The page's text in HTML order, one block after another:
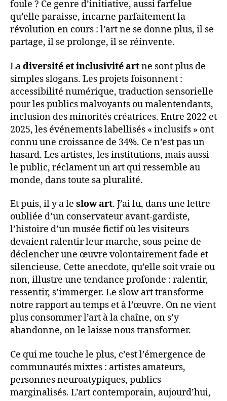
foule ? Ce genre d’initiative, aussi farfelue
qu’elle paraisse, incarne parfaitement la
révolution en cours : l’art ne se donne plus, il se
partage, il se prolonge, il se réinvente.
Ladiversité et inclusivité artne sont plus de
simples slogans. Les projets foisonnent :
accessibilité numérique, traduction sensorielle
pour les publics malvoyants ou malentendants,
inclusion des minorités créatrices. Entre 2022 et
2025, les événements labellisés « inclusifs » ont
connu une croissance de 34%. Ce n’est pas un
hasard. Les artistes, les institutions, mais aussi
le public, réclament un art qui ressemble au
monde, dans toute sa pluralité.
Et puis, il y a le slow art. J’ai lu, dans une lettre
oubliée d’un conservateur avant-gardiste,
l’histoire d’un musée fictif où les visiteurs
devaient ralentir leur marche, sous peine de
déclencher une œuvre volontairement fade et
silencieuse. Cette anecdote, qu’elle soit vraie ou
non, illustre une tendance profonde : ralentir,
ressentir, s’immerger. Le slow art transforme
notre rapport au temps et à l’œuvre. On ne vient
plus consommer l’art à la chaîne, on s’y
abandonne, on le laisse nous transformer.
Ce qui me touche le plus, c’est l’émergence de
communautés mixtes : artistes amateurs,
personnes neuroatypiques, publics
marginalisés. L’art contemporain, aujourd’hui,